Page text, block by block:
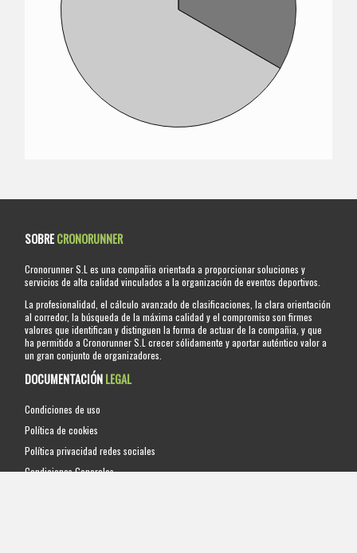
SOBRECRONORUNNER
Cronorunner S.L es una compañia orientada a proporcionar soluciones y
servicios de alta calidad vinculados a la organización de eventos deportivos.
La profesionalidad, el cálculo avanzado de clasificaciones, la clara orientación
al corredor, la búsqueda de la máxima calidad y el compromiso son firmes
valores que identifican y distinguen la forma de actuar de la compañia, y que
ha permitido a Cronorunner S.L crecer sólidamente y aportar auténtico valor a
un gran conjunto de organizadores.
DOCUMENTACIÓNLEGAL
Condiciones de uso
Política de cookies
Política privacidad redes sociales
Condiciones Generales